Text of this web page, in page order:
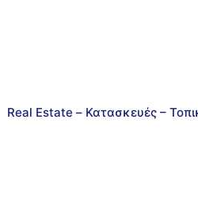
Real Estate – Κατασκευές –